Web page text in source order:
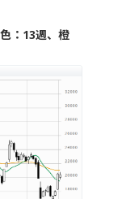
：13週、橙